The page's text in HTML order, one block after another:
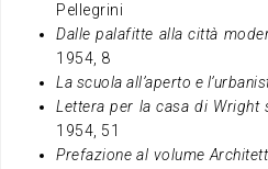
Pellegrini
Dalle palafitte alla città
1954, 8
La scuola all’aperto e
Lettera per la casa di Wright
1954, 51
Prefazione al volume